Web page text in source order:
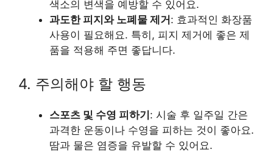
색소의 변색을 예방할 수 있어요.
과도한 피지와 노폐물 제거: 효과적인 화장품
사용이 필요해요. 특히, 피지 제거에 좋은 제
품을 적용해 주면 좋답니다.
4. 주의해야 할 행동
스포츠 및 수영 피하기 : 시술 후 일주일 간은
과격한 운동이나 수영을 피하는 것이 좋아요.
땀과 물은 염증을 유발할 수 있어요.